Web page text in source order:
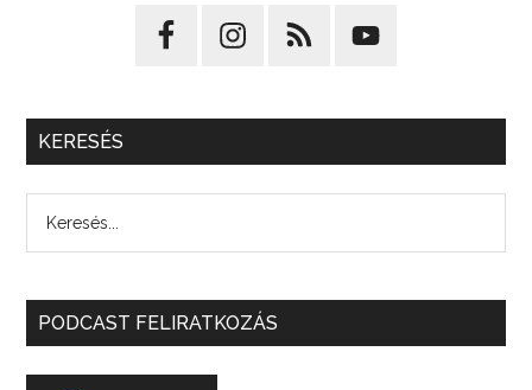
KERESÉS
PODCAST FELIRATKOZÁS